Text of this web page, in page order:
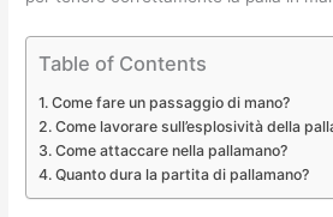
Table of Contents
Come fare un passaggio di mano?
Come lavorare sull’esplosività della
Come attaccare nella pallamano?
Quanto dura la partita di pallamano?